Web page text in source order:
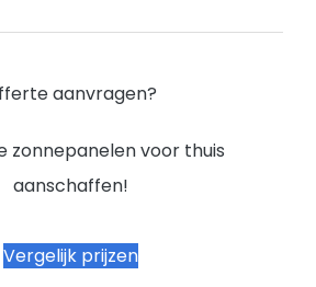
aanvragen?
zonnepanelen voor thuis
aanschaffen!
Vergelijk prijzen